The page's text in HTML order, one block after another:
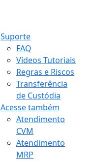
Suporte
FAQ
Vídeos Tutoriais
Regras e Riscos
Transferência
de Custódia
Acesse também
Atendimento
CVM
Atendimento
MRP